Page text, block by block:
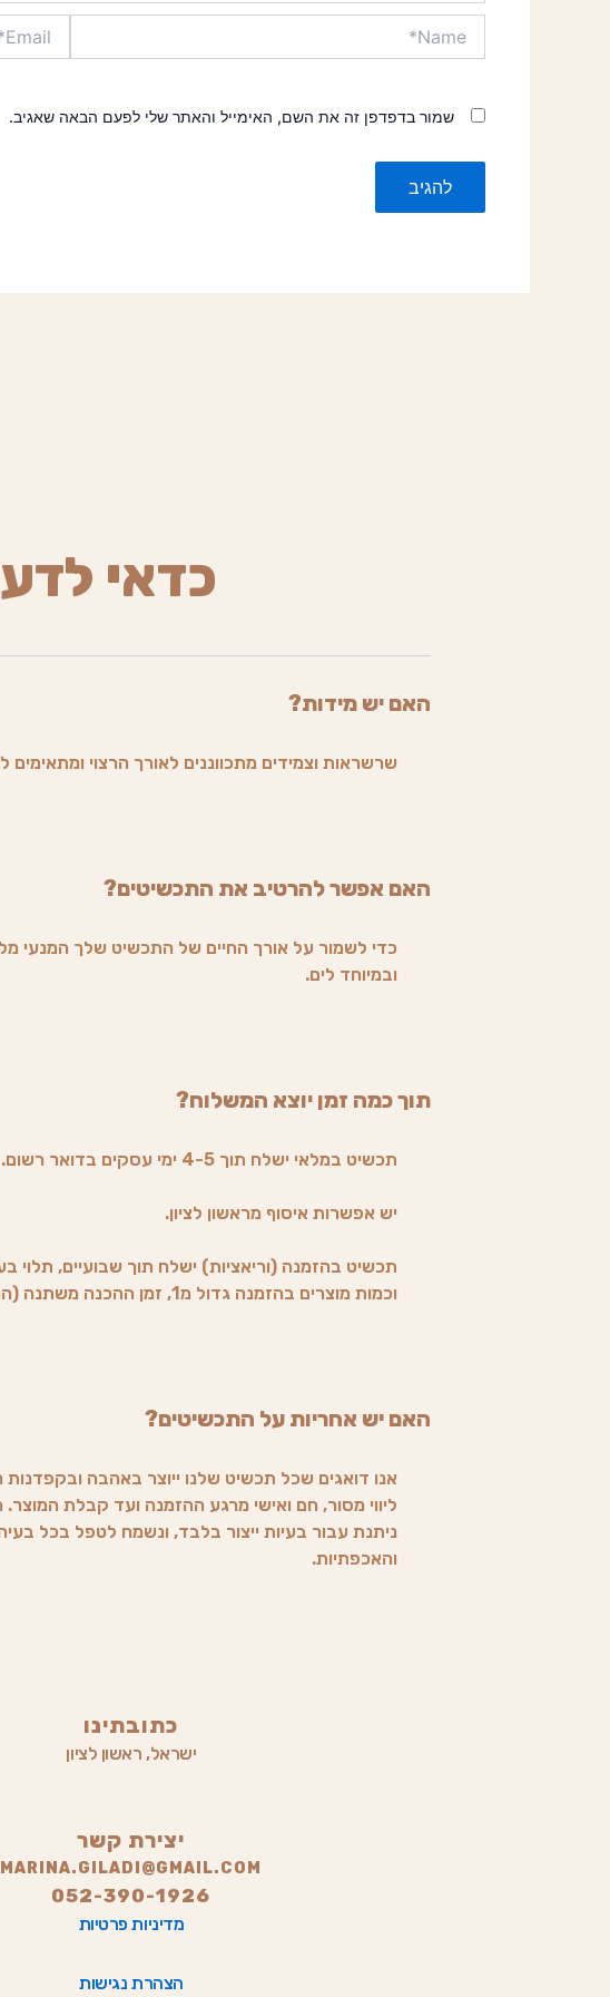
שמור בדפדפן זה את השם, האימייל והאתר שלי לפעם הבאה שאגיב.
כדאי
האם יש מידות?
שרשראות וצמידים מתכווננים לאורך הרצוי ומתאימים
האם אפשר להרטיב את התכשיטים?
כדי לשמור על אורך החיים של התכשיט שלך המנעי
ובמיוחד לים.
תוך כמה זמן יוצא המשלוח?
תכשיט במלאי ישלח תוך 4-5 ימי עסקים בדואר רשום.
יש אפשרות איסוף מראשון לציון.
תכשיט בהזמנה (וריאציות) ישלח תוך שבועיים, תלוי
וכמות מוצרים בהזמנה גדול מ1, זמן ההכנה משתנה (הלקוח יעודכן).
האם יש אחריות על התכשיטים?
אנו דואגים שכל תכשיט שלנו ייוצר באהבה ובקפדנות
ליווי מסור, חם ואישי מרגע ההזמנה ועד קבלת
ניתנת עבור בעיות ייצור בלבד, ונשמח לטפל בכל
והאכפתיות.
כתובתינו
ישראל, ראשון לציון
יצירת קשר
MARINA.GILADI@GMAIL.COM
052-390-1926
מדיניות פרטיות
הצהרת נגישות